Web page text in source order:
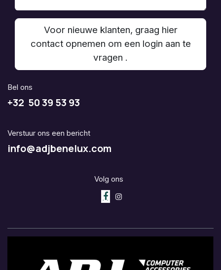
Voor nieuwe klanten, graag hier
contact opnemen om een login aan te
vragen .
Bel ons
+32 50 39 53 93
Verstuur ons een bericht
info@adjbenelux.com
Volg ons